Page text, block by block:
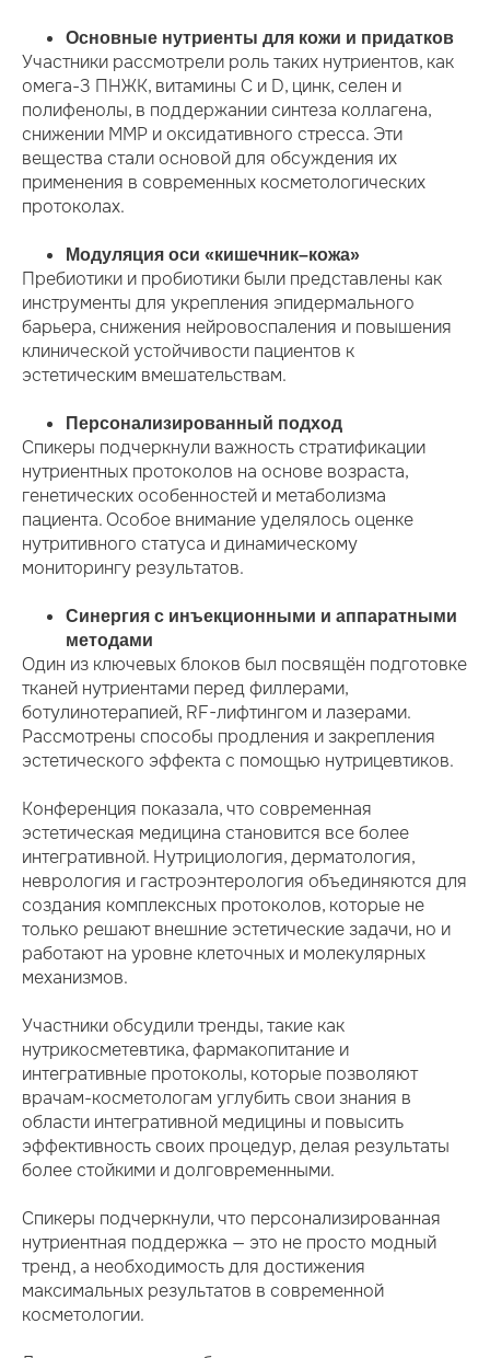
Основные нутриенты для кожи и придатков
Участники рассмотрели роль таких нутриентов, как
омега-3 ПНЖК, витамины C и D, цинк, селен и
полифенолы, в поддержании синтеза коллагена,
снижении MMP и оксидативного стресса. Эти
вещества стали основой для обсуждения их
применения в современных косметологических
протоколах.
Модуляция оси «кишечник–кожа»
Пребиотики и пробиотики были представлены как
инструменты для укрепления эпидермального
барьера, снижения нейровоспаления и повышения
клинической устойчивости пациентов к
эстетическим вмешательствам.
Персонализированный подход
Спикеры подчеркнули важность стратификации
нутриентных протоколов на основе возраста,
генетических особенностей и метаболизма
пациента. Особое внимание уделялось оценке
нутритивного статуса и динамическому
мониторингу результатов.
Синергия с инъекционными и аппаратными
методами
Один из ключевых блоков был посвящён подготовке
тканей нутриентами перед филлерами,
ботулинотерапией, RF-лифтингом и лазерами.
Рассмотрены способы продления и закрепления
эстетического эффекта с помощью нутрицевтиков.
Конференция показала, что современная
эстетическая медицина становится все более
интегративной. Нутрициология, дерматология,
неврология и гастроэнтерология объединяются для
создания комплексных протоколов, которые не
только решают внешние эстетические задачи, но и
работают на уровне клеточных и молекулярных
механизмов.
Участники обсудили тренды, такие как
нутрикосметевтика, фармакопитание и
интегративные протоколы, которые позволяют
врачам-косметологам углубить свои знания в
области интегративной медицины и повысить
эффективность своих процедур, делая результаты
более стойкими и долговременными.
Спикеры подчеркнули, что персонализированная
нутриентная поддержка — это не просто модный
тренд, а необходимость для достижения
максимальных результатов в современной
косметологии.